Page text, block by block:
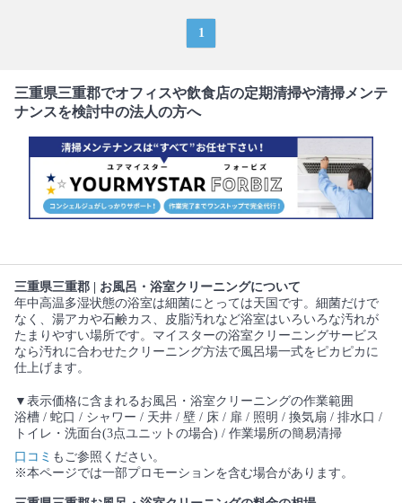
1
三重県三重郡でオフィスや飲食店の定期清掃や清掃メンテ
ナンスを検討中の法人の方へ
三重県三重郡 | お風呂・浴室クリーニングについて
年中高温多湿状態の浴室は細菌にとっては天国です。細菌だけで
なく、湯アカや石鹸カス、皮脂汚れなど浴室はいろいろな汚れが
たまりやすい場所です。マイスターの浴室クリーニングサービス
なら汚れに合わせたクリーニング方法で風呂場一式をピカピカに
仕上げます。
▼表示価格に含まれるお風呂・浴室クリーニングの作業範囲
浴槽 / 蛇口 / シャワー / 天井 / 壁 / 床 / 扉 / 照明 / 換気扇 / 排水口 /
トイレ・洗面台(3点ユニットの場合) / 作業場所の簡易清掃
口コミ もご参照ください。
※本ページでは一部プロモーションを含む場合があります。